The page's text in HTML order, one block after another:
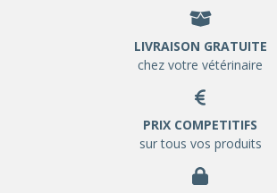
LIVRAISON GRATUITE
chez votre vétérinaire
PRIX COMPETITIFS
sur tous vos produits